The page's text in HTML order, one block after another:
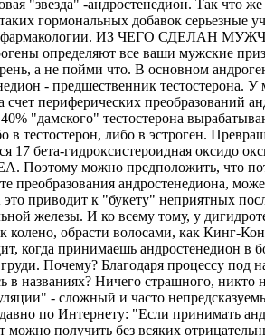
"звезда" -андростенедион. Так что
гормональных добавок серьезные
фармакологии. ИЗ ЧЕГО СДЕЛАН
определяют все ваши мужские
а не пойми что. В основном
- предшественник тестостерона.
счет периферических преобразований
"дамского" тестостерона
в тестостерон, либо в эстроген.
17 бета-гидроксистероидная оксидо
Поэтому можно предположить, что
преобразования андростенедиона,
это приводит к "букету" неприятных
железы. И ко всему тому, у
колено, обрасти волосами, как Кинг-
когда принимаешь андростенедион в
Почему? Благодаря процессу под
в названиях? Ничего страшного,
- сложный и часто
по Интернету: "Если принимать
получить без всяких